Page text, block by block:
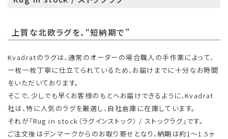
上質な北欧ラグを、“短納期で”
Kvadratのラグは、通常のオーダーの場合職人の手作業によって、
一枚一枚丁寧に仕立てられているため、お届けまでに十分なお時間
をいただいております。
そこで、少しでも早くお客様のもとへお届けできるように、Kvadrat
社は、特に人気のラグを厳選し、自社倉庫に在庫しています。
それが「Rug in stock（ラグインストック） / ストックラグ」です。
ご注文後はデンマークからのお取り寄せとなり、納期は約1〜1.5ヶ